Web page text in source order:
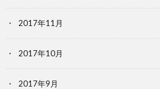
2017年11月
2017年10月
2017年9月